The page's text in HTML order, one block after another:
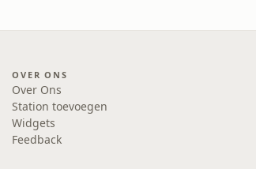
OVER ONS
Over Ons
Station toevoegen
Widgets
Feedback